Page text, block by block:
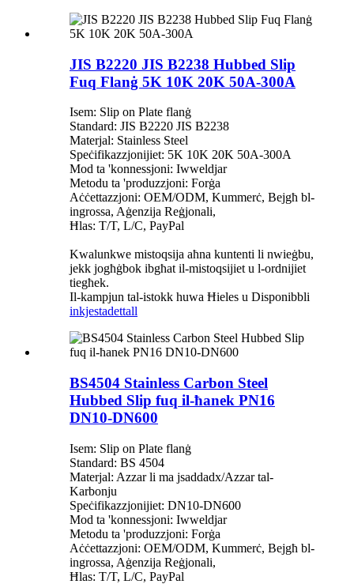
JIS B2220 JIS B2238 Hubbed Slip
Fuq Flanġ 5K 10K 20K 50A-300A
Isem: Slip on Plate flanġ
Standard: JIS B2220 JIS B2238
Materjal: Stainless Steel
Speċifikazzjonijiet: 5K 10K 20K 50A-300A
Mod ta 'konnessjoni: Iwweldjar
Metodu ta 'produzzjoni: Forġa
Aċċettazzjoni: OEM/ODM, Kummerċ, Bejgħ bl-
ingrossa, Aġenzija Reġjonali,
Ħlas: T/T, L/C, PayPal
Kwalunkwe mistoqsija aħna kuntenti li nwieġbu,
jekk jogħġbok ibgħat il-mistoqsijiet u l-ordnijiet
tiegħek.
Il-kampjun tal-istokk huwa Ħieles u Disponibbli
inkjestadettall
BS4504 Stainless Carbon Steel
Hubbed Slip fuq il-ħanek PN16
DN10-DN600
Isem: Slip on Plate flanġ
Standard: BS 4504
Materjal: Azzar li ma jsaddadx/Azzar tal-
Karbonju
Speċifikazzjonijiet: DN10-DN600
Mod ta 'konnessjoni: Iwweldjar
Metodu ta 'produzzjoni: Forġa
Aċċettazzjoni: OEM/ODM, Kummerċ, Bejgħ bl-
ingrossa, Aġenzija Reġjonali,
Ħlas: T/T, L/C, PayPal